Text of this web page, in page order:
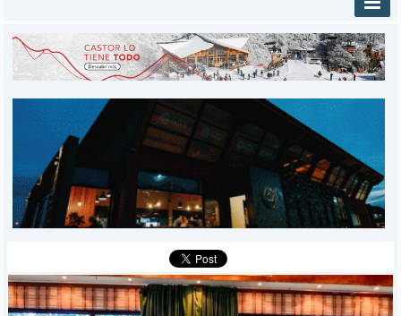
INICIO
PROVINCIALES
DEPORTES
POLICIALES
I-DIARIO
BÚSQUEDA